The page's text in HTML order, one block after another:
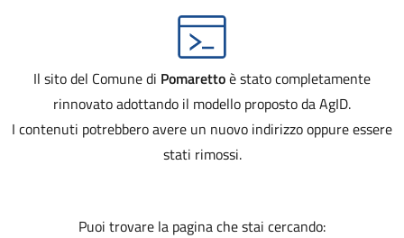
Il sito del Comune di Pomarettoè stato completamente
rinnovato adottando il modello proposto da AgID.
I contenuti potrebbero avere un nuovo indirizzo oppure essere
stati rimossi.
Puoi trovare la pagina che stai cercando: